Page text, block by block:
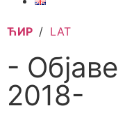
ЋИР / LAT
-
2018-